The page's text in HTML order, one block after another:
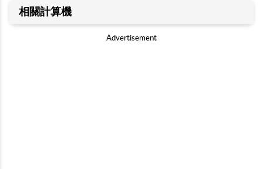
相關計算機
Advertisement